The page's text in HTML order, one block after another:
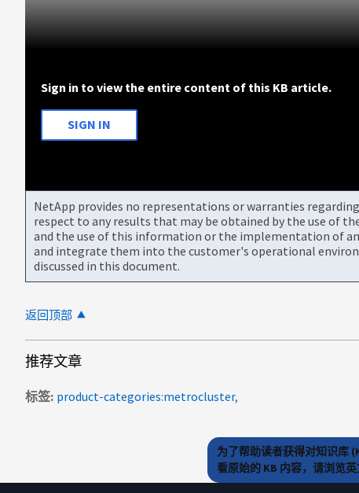
Sign in to view the entire content of this KB article.
SIGN IN
NetApp provides no representations or warranties
respect to any results that may be obtained by the use of
and the use of this information or the implementation of
and integrate them into the customer's operational
discussed in this document.
返回顶部
推荐文章
标签 product-categories:metrocluster
为了帮助读者获得对知识库
看原始的 KB 内容，请浏览